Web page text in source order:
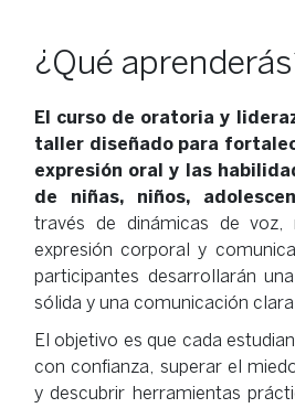
¿Qué
El curso de oratoria y
taller diseñado para
expresión oral y las
de niñas, niños,
través de dinámicas de voz,
expresión corporal y
participantes desarrollarán
sólida y una comunicación
El objetivo es que cada
con confianza, superar el
y descubrir herramientas